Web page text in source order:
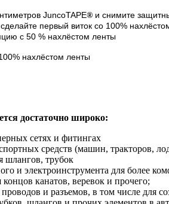
JuncoTAPE® и снимите
первый виток со 100%
с 50 % нахлёстом ленты
нахлёстом ленты
достаточно широко:
сетях и фитингах
средств (машин, тракторов,
шлангов, трубок
и электроинструмента для более
канатов, веревок и прочего;
и разъемов, в том числе для